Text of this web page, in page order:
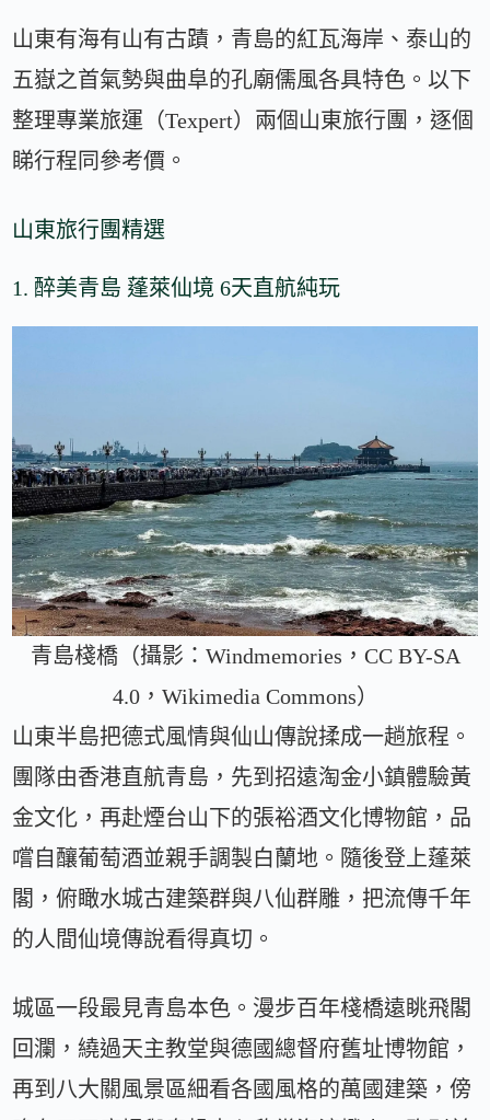
山東有海有山有古蹟，青島的紅瓦海岸、泰山的
五嶽之首氣勢與曲阜的孔廟儒風各具特色。以下
整理專業旅運（Texpert）兩個山東旅行團，逐個
睇行程同參考價。
山東旅行團精選
1. 醉美青島 蓬萊仙境 6天直航純玩
青島棧橋（攝影：Windmemories，CC BY-SA
4.0，Wikimedia Commons）
山東半島把德式風情與仙山傳說揉成一趟旅程。
團隊由香港直航青島，先到招遠淘金小鎮體驗黃
金文化，再赴煙台山下的張裕酒文化博物館，品
嚐自釀葡萄酒並親手調製白蘭地。隨後登上蓬萊
閣，俯瞰水城古建築群與八仙群雕，把流傳千年
的人間仙境傳說看得真切。
城區一段最見青島本色。漫步百年棧橋遠眺飛閣
回瀾，繞過天主教堂與德國總督府舊址博物館，
再到八大關風景區細看各國風格的萬國建築，傍